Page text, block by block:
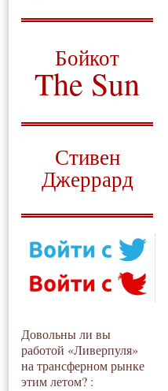
Бойкот
The Sun
Стивен
Джеррард
Довольны ли вы
работой «Ливерпуля»
на трансферном рынке
этим летом? :